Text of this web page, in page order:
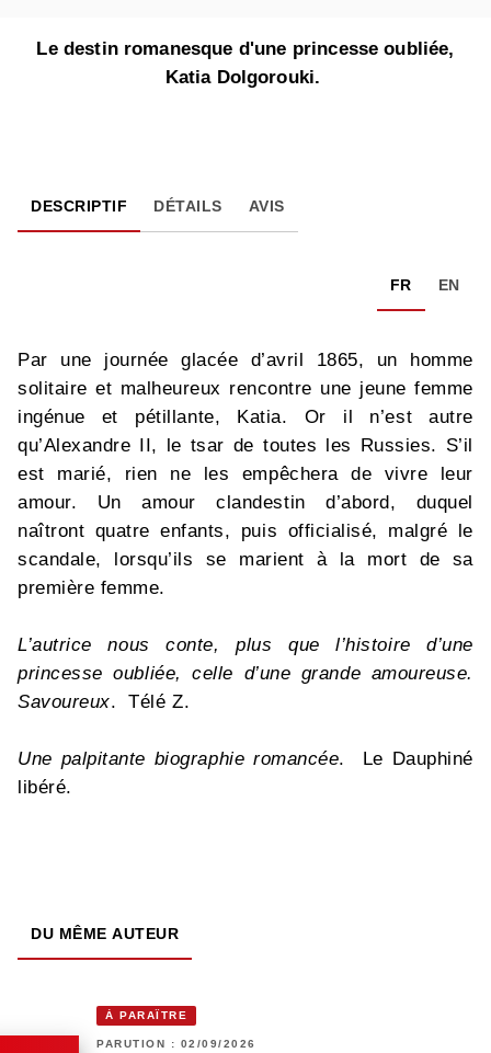
Le destin romanesque d'une princesse oubliée,
Katia Dolgorouki.
DESCRIPTIF DÉTAILS AVIS
FR EN
Par une journée glacée d’avril 1865, un homme
solitaire et malheureux rencontre une jeune femme
ingénue et pétillante, Katia. Or il n’est autre
qu’Alexandre II, le tsar de toutes les Russies. S’il
est marié, rien ne les empêchera de vivre leur
amour. Un amour clandestin d’abord, duquel
naîtront quatre enfants, puis officialisé, malgré le
scandale, lorsqu’ils se marient à la mort de sa
première femme.
L’autrice nous conte, plus que l’histoire d’une
princesse oubliée, celle d’une grande amoureuse.
Savoureux. Télé Z.
Une palpitante biographie romancée. Le Dauphiné
libéré.
DU MÊME AUTEUR
À PARAÎTRE
PARUTION : 02/09/2026